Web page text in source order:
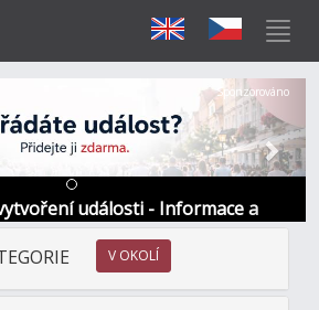
události - Informace a
Další
Sponzorováno
V OKOLÍ